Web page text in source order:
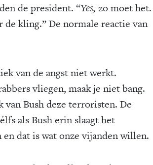
de president. “Yes, zo moet het.
de kling.” De normale reactie van
van de angst niet werkt.
vliegen, maak je niet bang.
van Bush deze terroristen. De
als Bush erin slaagt het
dat is wat onze vijanden willen.